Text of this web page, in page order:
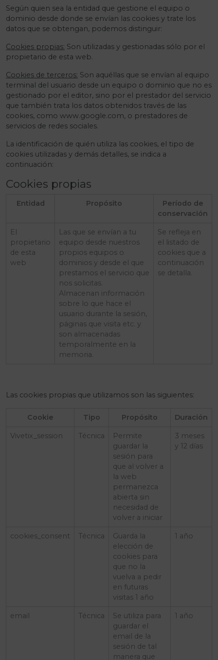
Según quien sea la entidad que gestione el equipo o
dominio desde donde se envían las cookies y trate los
datos que se obtengan, podemos distinguir:
Cookies propias: Son utilizadas y gestionadas sólo por el
propietario de esta web.
Cookies de terceros: Son aquéllas que se envían al equipo
terminal del usuario desde un equipo o dominio que no es
gestionado por el editor, sino por el prestador del servicio
que también trata los datos obtenidos través de las
cookies, como www.google.com, o prestadores de
servicios de redes sociales.
La identificación de quién utiliza las cookies, el tipo de
cookies utilizadas y demás detalles, se indica a
continuación:
Cookies propias
Entidad Propósito
Período de
conservación
El
propietario
de esta
web
Las que se envían a tu
equipo desde nuestros
propios equipos o
dominios y desde el que
prestamos el servicio que
nos solicitas.
Almacenan información
sobre lo que hace el
usuario durante la sesión,
páginas que visita etc. y
son almacenadas
temporalmente en la
memoria.
Se refleja en
el listado de
cookies que a
continuación
se detalla.
Las cookies propias que utilizamos son las siguientes:
Cookie Tipo Propósito Duración
Vivetix_session Técnica
Permite
guardar la
sesión para
que al volver a
la web
permanezca
abierta sin
necesidad de
volver a iniciar
3 meses
y 12 días
cookies_consent Técnica
Guarda la
elección de
cookies para
que no la
vuelva a pedir
en futuras
visitas 1 año
1 año
email Técnica
Se utiliza para
guardar el
email de la
sesión de tal
manera que
1 año